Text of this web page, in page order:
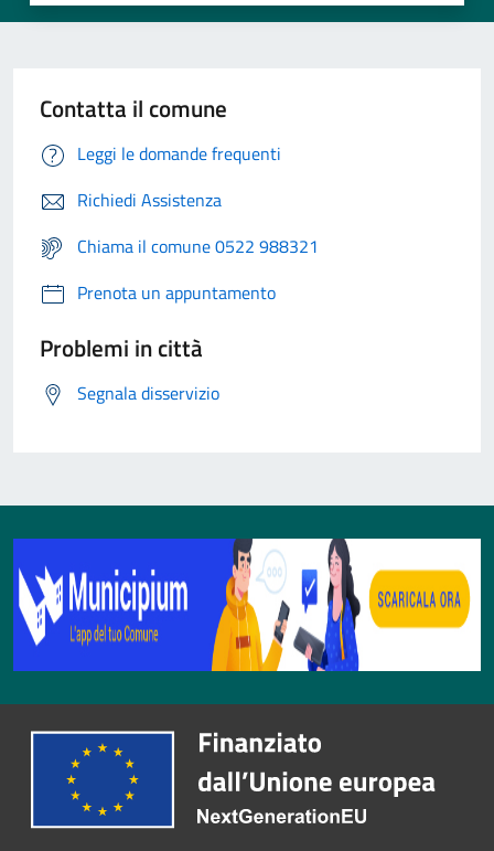
Contatta il comune
Leggi le domande frequenti
Richiedi Assistenza
Chiama il comune 0522 988321
Prenota un appuntamento
Problemi in città
Segnala disservizio